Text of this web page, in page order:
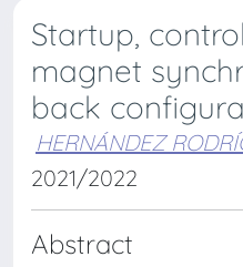
Startup,
magnet
back
HERNÁNDEZ
2021/2022
Abstract